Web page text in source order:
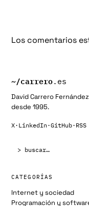
Los comentarios
~/carrero.es
David Carrero
desde 1995.
X· LinkedIn·GitHub· RSS
CATEGORÍAS
Internet y sociedad
Programación y